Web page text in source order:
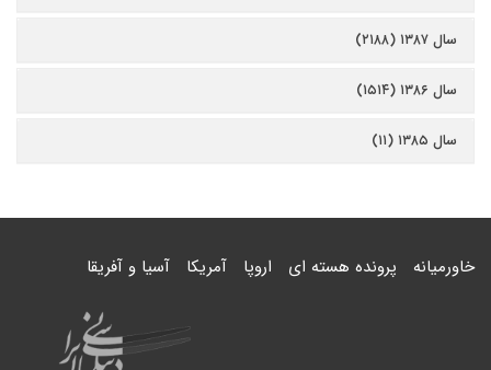
سال ۱۳۸۷ (۲۱۸۸)
سال ۱۳۸۶ (۱۵۱۴)
سال ۱۳۸۵ (۱۱)
خاورمیانه پرونده هسته ای اروپا آمریکا آسیا و آفریقا